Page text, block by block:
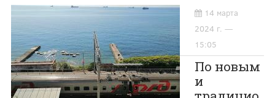
14 марта
2024 г. —
15:05
По новым
и